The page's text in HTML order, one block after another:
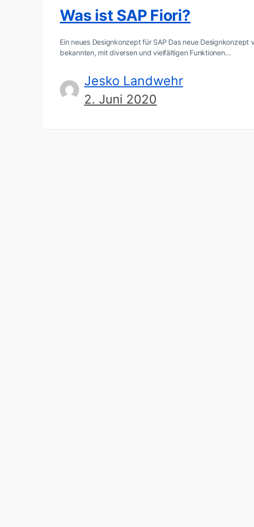
Was ist SAP Fiori?
Ein neues Designkonzept für SAP Das neue Designkonzept
bekannten, mit diversen und vielfältigen Funktionen…
Jesko Landwehr
2. Juni 2020